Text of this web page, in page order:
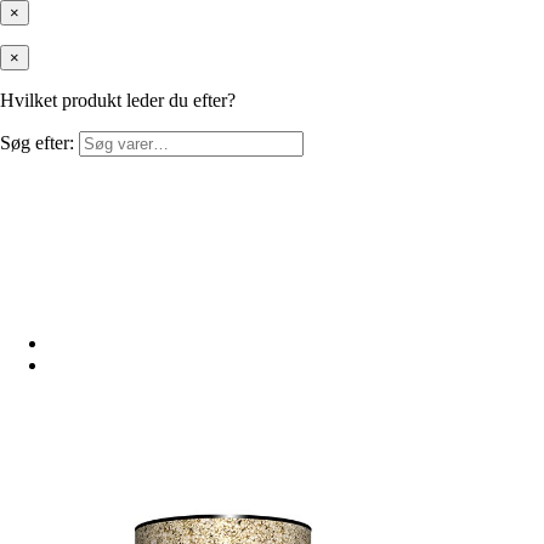
×
×
Hvilket produkt leder du efter?
Søg efter: